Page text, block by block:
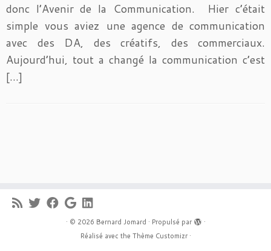
donc l’Avenir de la Communication. Hier c’était
simple vous aviez une agence de communication
avec des DA, des créatifs, des commerciaux.
Aujourd’hui, tout a changé la communication c’est
[…]
· © 2026 Bernard Jomard · Propulsé par
·
Réalisé avec the Thème Customizr·